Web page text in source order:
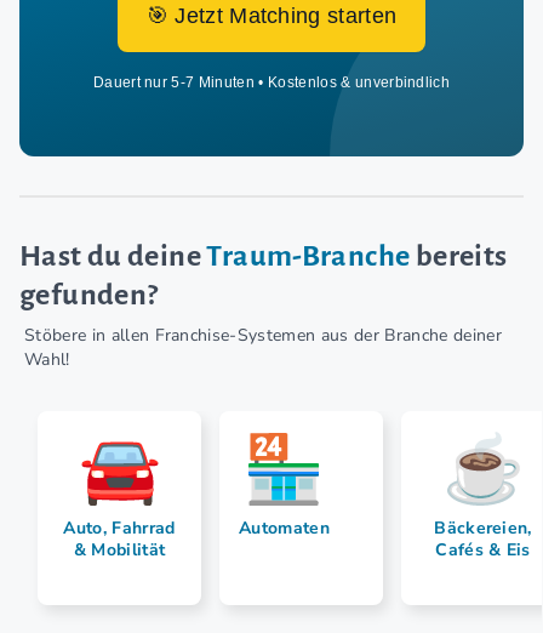
🎯 Jetzt Matching starten
Dauert nur 5-7 Minuten • Kostenlos & unverbindlich
Hast du deineTraum-Branche bereits
gefunden?
Stöbere in allen Franchise-Systemen aus der Branche deiner
Wahl!
Auto, Fahrrad
& Mobilität
Automaten
Bäckereien,
Cafés & Eis